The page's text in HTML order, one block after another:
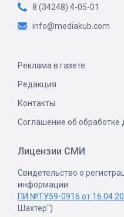
8 (34248) 4-05-01
info@mediakub.com
Реклама в газете
Редакция
Контакты
Соглашение об обработке
Лицензии СМИ
Свидетельство о
информации
ПИ №ТУ59-0916 от
Шахтер")